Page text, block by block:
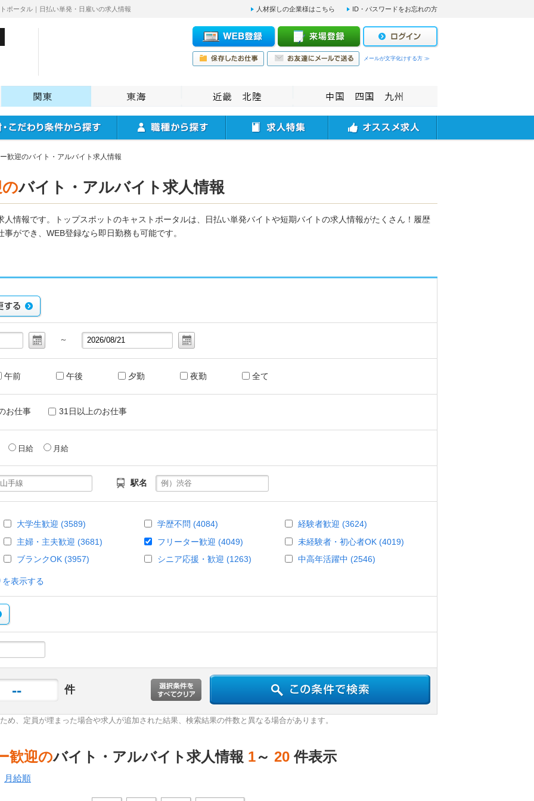
ポータル｜日払い単発・日雇いの求人情報 人材探しの企業様はこちら ID・パスワードをお忘れの方
メールが文字化けする方 ≫
歓迎のバイト・アルバイト求人情報
バイト・アルバイト求人情報
情報です。トップスポットのキャストポータルは、日払い単発バイトや短期バイトの求人情報がたくさん！履歴
ができ、WEB登録なら即日勤務も可能です。
～
午前 午後 夕勤 夜勤 全て
お仕事 31日以上のお仕事
日給 月給
駅名
大学生歓迎 (3589) 学歴不問 (4084)
経験者歓迎 (3624)
主婦・主夫歓迎 (3681)
フリーター歓迎 (4049)
未経験者・初心者OK (4019)
ブランクOK (3957)
シニア応援・歓迎 (1263) 中高年活躍中 (2546)
表示する
-- 件
め、定員が埋まった場合や求人が追加された結果、検索結果の件数と異なる場合があります。
歓迎のバイト・アルバイト求人情報 1～ 20 件表示
月給順